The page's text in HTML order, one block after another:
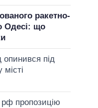
ракетно-
Одесі: що
опинився під
пропозицію